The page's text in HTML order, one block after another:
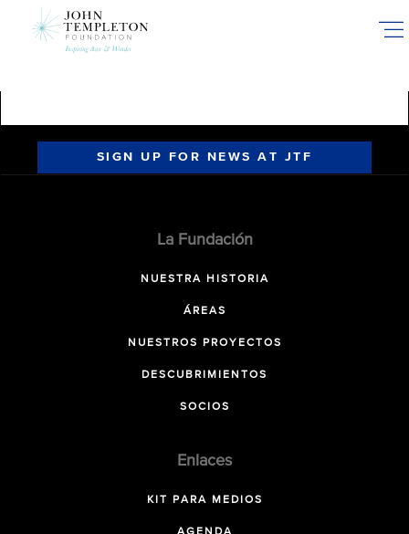
SIGN UP FOR NEWS AT JTF
La Fundación
NUESTRA HISTORIA
ÁREAS
NUESTROS PROYECTOS
DESCUBRIMIENTOS
SOCIOS
Enlaces
KIT PARA MEDIOS